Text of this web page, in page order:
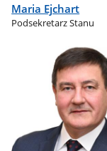
Maria Ejchart
Podsekretarz Stanu